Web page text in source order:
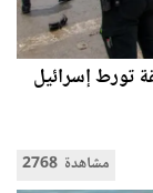
تورط إسرائيل
2768 مشاهدة